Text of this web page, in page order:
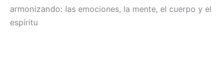
armonizando: las emociones, la mente, el cuerpo y el
espíritu